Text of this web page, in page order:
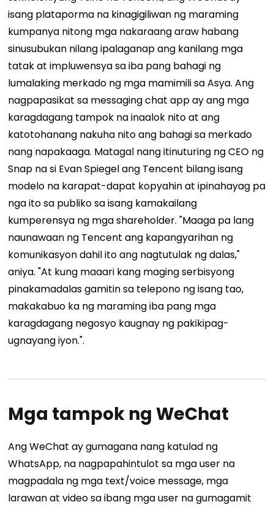
isang plataporma na kinagigiliwan ng maraming
kumpanya nitong mga nakaraang araw habang
sinusubukan nilang ipalaganap ang kanilang mga
tatak at impluwensya sa iba pang bahagi ng
lumalaking merkado ng mga mamimili sa Asya. Ang
nagpapasikat sa messaging chat app ay ang mga
karagdagang tampok na inaalok nito at ang
katotohanang nakuha nito ang bahagi sa merkado
nang napakaaga. Matagal nang itinuturing ng CEO ng
Snap na si Evan Spiegel ang Tencent bilang isang
modelo na karapat-dapat kopyahin at ipinahayag pa
nga ito sa publiko sa isang kamakailang
kumperensya ng mga shareholder. "Maaga pa lang
naunawaan ng Tencent ang kapangyarihan ng
komunikasyon dahil ito ang nagtutulak ng dalas,"
aniya. "At kung maaari kang maging serbisyong
pinakamadalas gamitin sa telepono ng isang tao,
makakabuo ka ng maraming iba pang mga
karagdagang negosyo kaugnay ng pakikipag-
ugnayang iyon.".
Mga tampok ng WeChat
Ang WeChat ay gumagana nang katulad ng
WhatsApp, na nagpapahintulot sa mga user na
magpadala ng mga text/voice message, mga
larawan at video sa ibang mga user na gumagamit